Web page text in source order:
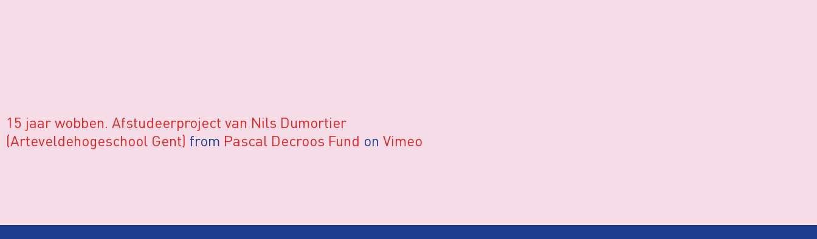
15 jaar wobben. Afstudeerproject van Nils Dumortier
(Arteveldehogeschool Gent) from Pascal Decroos Fund on Vimeo